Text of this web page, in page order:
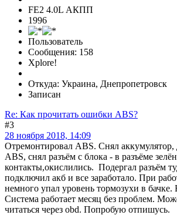
FE2 4.0L АКПП
1996
Пользователь
Сообщения: 158
Xplore!
Откуда: Украина, Днепропетровск
Записан
Re: Как прочитать ошибки ABS?
#3
28 ноября 2018, 14:09
Отремонтировал ABS. Снял аккумулятор,
ABS, снял разъём с блока - в разъёме
контакты,окислились. Подергал разъём
подключил акб и все заработало. При
немного упал уровень тормозухи в бачке.
Система работает месяц без проблем.
читаться через obd. Попробую отпишусь.